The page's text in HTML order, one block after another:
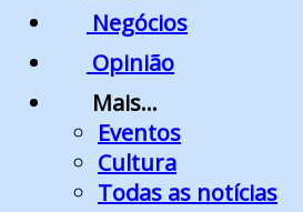
Negócios
Opinião
Mais…
Eventos
Cultura
Todas as notícias